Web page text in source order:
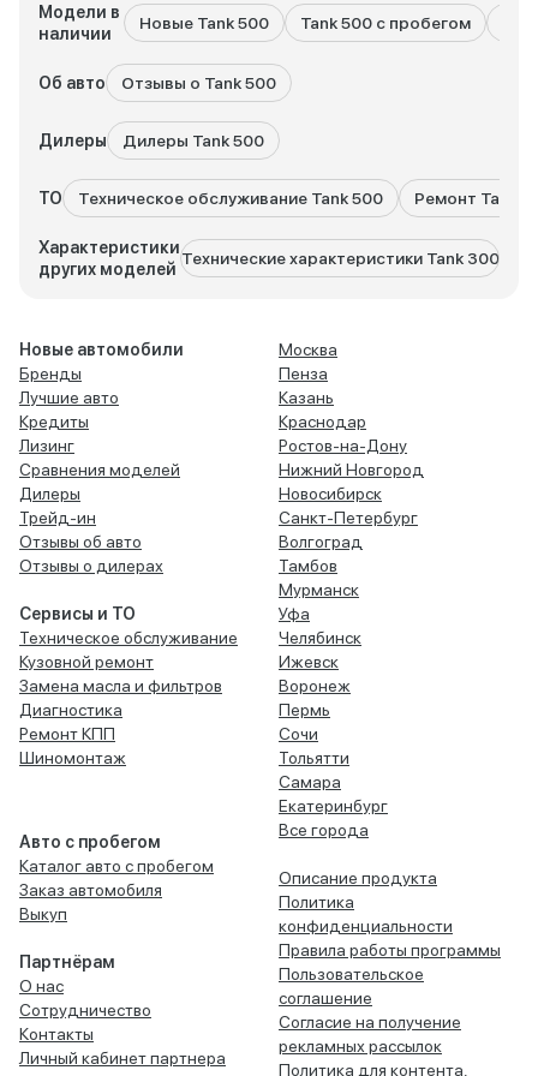
Модели в
наличии
Новые Tank 500 Tank 500 с пробегом
Об авто Отзывы о Tank 500
Дилеры Дилеры Tank 500
ТО Техническое обслуживание Tank 500 Ремонт Tank
Характеристики
других моделей
Технические характеристики Tank 300
Новые автомобили
Бренды
Лучшие авто
Кредиты
Лизинг
Сравнения моделей
Дилеры
Трейд-ин
Отзывы об авто
Отзывы о дилерах
Сервисы и ТО
Техническое обслуживание
Кузовной ремонт
Замена масла и фильтров
Диагностика
Ремонт КПП
Шиномонтаж
Авто с пробегом
Каталог авто с пробегом
Заказ автомобиля
Выкуп
Партнёрам
О нас
Сотрудничество
Контакты
Личный кабинет партнера
Москва
Пенза
Казань
Краснодар
Ростов-на-Дону
Нижний Новгород
Новосибирск
Санкт-Петербург
Волгоград
Тамбов
Мурманск
Уфа
Челябинск
Ижевск
Воронеж
Пермь
Сочи
Тольятти
Самара
Екатеринбург
Все города
Описание продукта
Политика
конфиденциальности
Правила работы программы
Пользовательское
соглашение
Согласие на получение
рекламных рассылок
Политика для контента,